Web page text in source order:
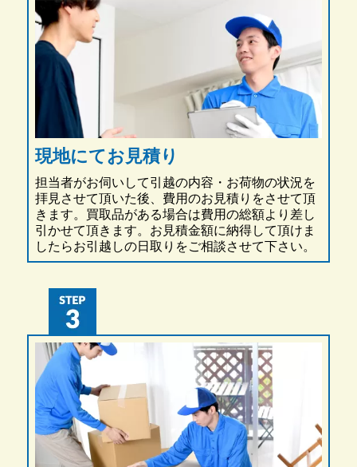
現地にてお見積り
担当者がお伺いして引越の内容・お荷物の状況を
拝見させて頂いた後、費用のお見積りをさせて頂
きます。買取品がある場合は費用の総額より差し
引かせて頂きます。お見積金額に納得して頂けま
したらお引越しの日取りをご相談させて下さい。